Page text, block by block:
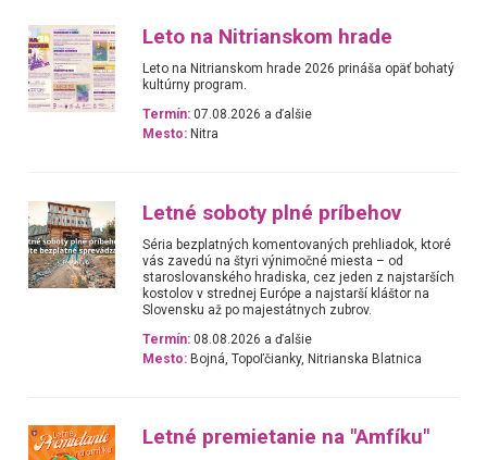
Leto na Nitrianskom hrade
Leto na Nitrianskom hrade 2026 prináša opäť bohatý
kultúrny program.
Termín: 07.08.2026 a ďalšie
Mesto: Nitra
Letné soboty plné príbehov
Séria bezplatných komentovaných prehliadok, ktoré
vás zavedú na štyri výnimočné miesta – od
staroslovanského hradiska, cez jeden z najstarších
kostolov v strednej Európe a najstarší kláštor na
Slovensku až po majestátnych zubrov.
Termín: 08.08.2026 a ďalšie
Mesto: Bojná, Topoľčianky, Nitrianska Blatnica
Letné premietanie na "Amfíku"